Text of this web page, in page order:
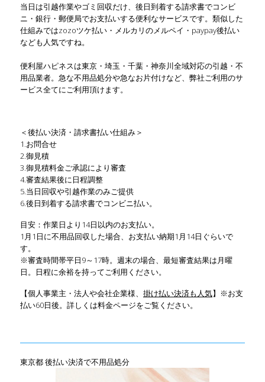
当日は引越作業やゴミ回収だけ、後日到着する請求書でコンビ
ニ・銀行・郵便局でお支払いする便利なサービスです。類似した
仕組みではzozoツケ払い・メルカリのメルペイ・paypay後払い
なども人気ですね。
便利屋ハピネスは東京・埼玉・千葉・神奈川全域対応の引越・不
用品業者。急な不用品処分や急なお片付けなど、弊社ご利用のサ
ービス全てにご利用頂けます。
＜後払い決済・請求書払い仕組み＞
1.お問合せ
2.御見積
3.御見積料金ご承認により審査
4.審査結果後に日程調整
5.当日回収や引越作業のみご提供
6.後日到着する請求書でコンビニ払い。
目安：作業日より14日以内のお支払い。
1月1日に不用品回収した場合、お支払い納期1月14日ぐらいで
す。
※審査時間帯平日9～17時。週末の場合、最短審査結果は月曜
日。日程に余裕を持ってご利用ください。
【個人事業主・法人や会社企業様、 掛け払い決済も人気】※お支
払い60日後。詳しくは料金ページをご覧ください。
東京都 後払い決済で不用品処分